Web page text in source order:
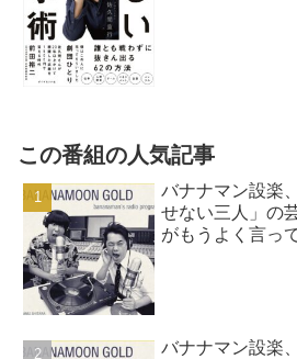
この番組の人気記事
バナナマン設楽
せない三人」の
がもうよく言っ
バナナマン設楽